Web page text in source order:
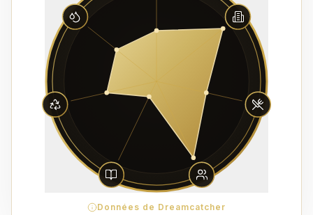
Données de Dreamcatcher